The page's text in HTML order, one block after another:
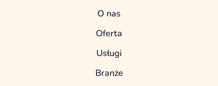
O nas
Oferta
Usługi
Branże